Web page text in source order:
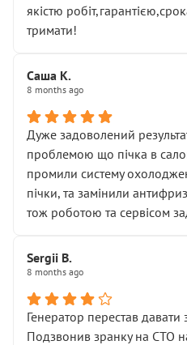
якістю
тримати!
Саша К.
8 months ago
Дуже задоволений
проблемою що пічка в
промили систему
пічки, та замінили
тож роботою та сервісом
Sergii B.
8 months ago
Генератор перестав давати
Подзвонив зранку на СТО